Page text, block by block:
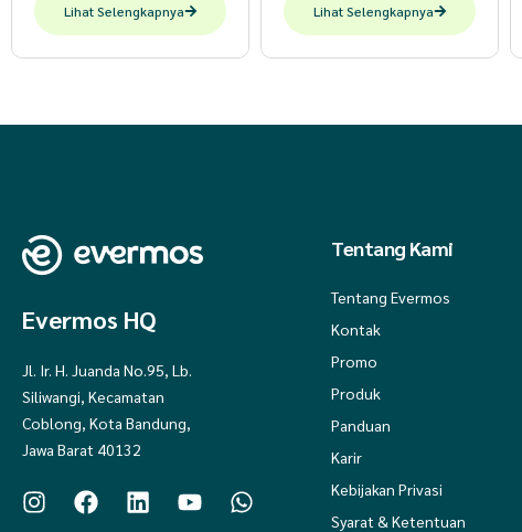
Lihat Selengkapnya Lihat Selengkapnya
Evermos HQ
Jl. Ir. H. Juanda No.95, Lb.
Siliwangi, Kecamatan
Coblong, Kota Bandung,
Jawa Barat 40132
Tentang Kami
Tentang Evermos
Kontak
Promo
Produk
Panduan
Karir
Kebijakan Privasi
Syarat & Ketentuan